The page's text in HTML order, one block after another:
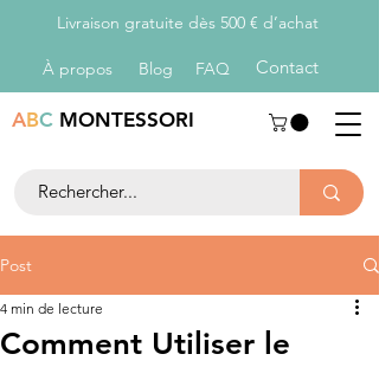
Livraison gratuite dès 500 € d’achat
À propos Blog FAQ Contact
ABC MONTESSORI
Post
Comment Utiliser le
4 min de lecture